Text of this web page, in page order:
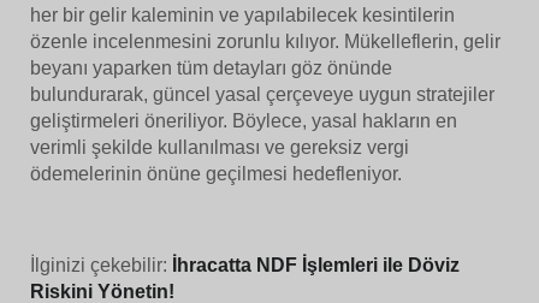
her bir gelir kaleminin ve yapılabilecek kesintilerin
özenle incelenmesini zorunlu kılıyor. Mükelleflerin, gelir
beyanı yaparken tüm detayları göz önünde
bulundurarak, güncel yasal çerçeveye uygun stratejiler
geliştirmeleri öneriliyor. Böylece, yasal hakların en
verimli şekilde kullanılması ve gereksiz vergi
ödemelerinin önüne geçilmesi hedefleniyor.
İlginizi çekebilir:
İhracatta NDF İşlemleri ile Döviz
Riskini Yönetin!